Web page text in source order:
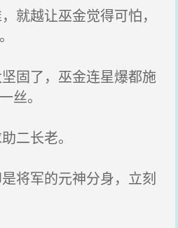
就越让巫金觉得可怕，
固了，巫金连星爆都施
丝。
二长老。
将军的元神分身，立刻